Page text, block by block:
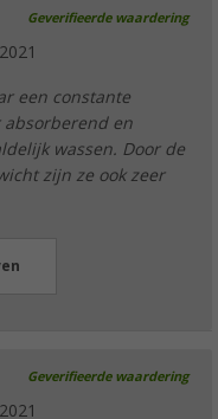
Geverifieerde waardering
een constante
absorberend en
wassen. Door de
zijn ze ook zeer
Geverifieerde waardering